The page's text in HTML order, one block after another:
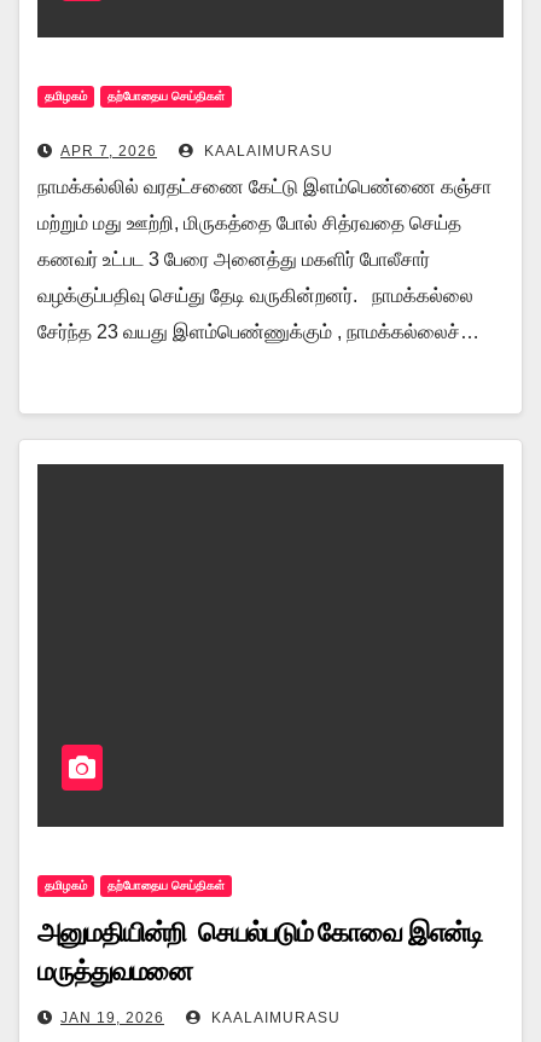
தமிழகம் தற்போதைய செய்திகள்
APR 7, 2026 KAALAIMURASU
நாமக்கல்லில் வரதட்சணை கேட்டு இளம்பெண்ணை கஞ்சா
மற்றும் மது ஊற்றி, மிருகத்தை போல் சித்ரவதை செய்த
கணவர் உட்பட 3 பேரை அனைத்து மகளிர் போலீசார்
வழக்குப்பதிவு செய்து தேடி வருகின்றனர். நாமக்கல்லை
சேர்ந்த 23 வயது இளம்பெண்ணுக்கும் , நாமக்கல்லைச்…
தமிழகம் தற்போதைய செய்திகள்
அனுமதியின்றி செயல்படும் கோவை இஎன்டி
மருத்துவமனை
JAN 19, 2026 KAALAIMURASU